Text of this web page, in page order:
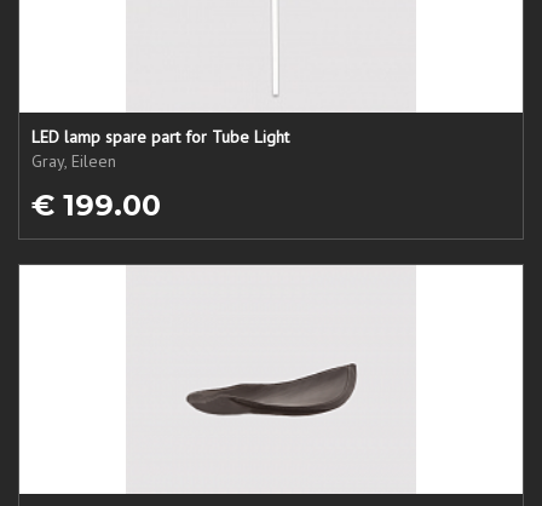
LED lamp spare part for Tube Light
Gray, Eileen
€ 199.00